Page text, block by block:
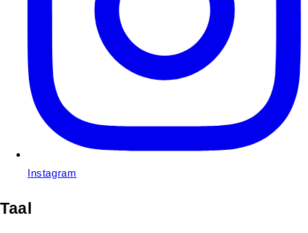
Instagram
Taal